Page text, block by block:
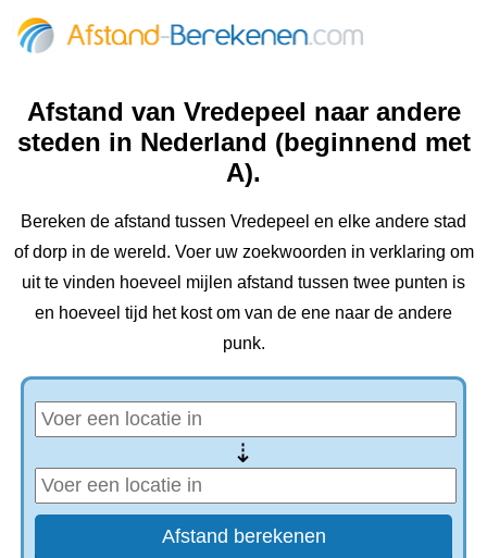
Afstand van Vredepeel naar andere
steden in Nederland (beginnend met
A).
Bereken de afstand tussen Vredepeel en elke andere stad
of dorp in de wereld. Voer uw zoekwoorden in verklaring om
uit te vinden hoeveel mijlen afstand tussen twee punten is
en hoeveel tijd het kost om van de ene naar de andere
punk.
⇢